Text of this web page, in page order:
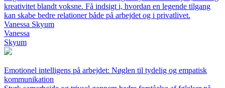
kreativitet blandt voksne. Få indsigt i, hvordan en legende tilgang
kan skabe bedre relationer både på arbejdet og i privatlivet.
Vanessa Skyum
Vanessa
Skyum
Emotionel intelligens på arbejdet: Nøglen til tydelig og empatisk
kommunikation